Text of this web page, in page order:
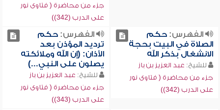
جزء من محاضرة ( فتاوى نور
على الدرب (342))
الفهرس:حكم
الصلاة في البيت بحجة
الانشغال بذكر الله
للشيخ: عبد العزيز بن باز
جزء من محاضرة ( فتاوى نور
على الدرب (342))
الفهرس:حكم
ترديد المؤذن بعد
الأذان: (إن الله وملائكته
يصلون على النبي...)
للشيخ: عبد العزيز بن باز
جزء من محاضرة ( فتاوى نور
على الدرب (343))